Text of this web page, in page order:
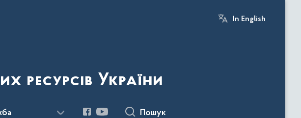
In English
ресурсів України
Пошук